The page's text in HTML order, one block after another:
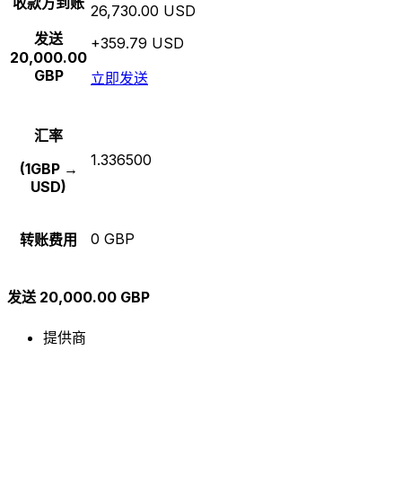
发送
20,000.00
GBP
26,730.00 USD
+359.79 USD
立即发送
汇率
(1GBP →
USD)
1.336500
转账费用 0 GBP
发送 20,000.00 GBP
提供商